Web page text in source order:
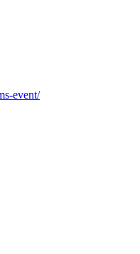
event/